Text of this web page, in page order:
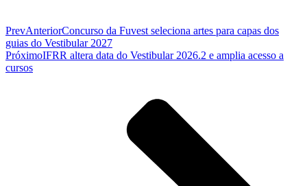
PrevAnteriorConcurso da Fuvest seleciona artes para capas dos
guias do Vestibular 2027
PróximoIFRR altera data do Vestibular 2026.2 e amplia acesso a
cursos